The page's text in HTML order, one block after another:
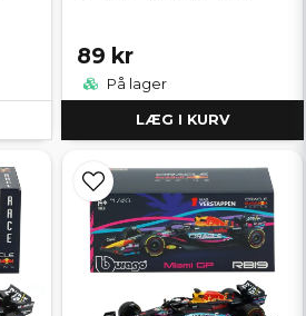
89 kr
På lager
LÆG I KURV